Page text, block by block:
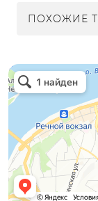
ПОХОЖИЕ
Электрон
Светильники в